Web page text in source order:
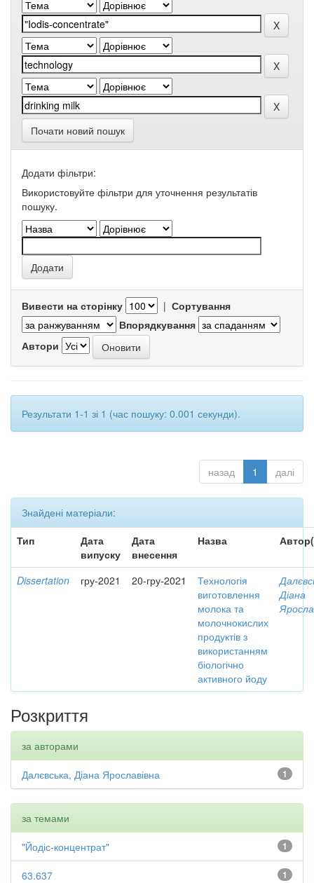
Почати новий пошук
Додати фільтри:
Використовуйте фільтри для уточнення результатів
пошуку.
Вивести на сторінку | Сортування
Впорядкування
Автори
Результати 1-1 зі 1 (час пошуку: 0.001 секунди).
назад 1 далі
Знайдені матеріали:
Тип
Дата
випуску
Дата
внесення
Назва
Dissertation гру-2021 20-гру-2021
Технологія
виготовлення
молока та
молочнокислих
продуктів з
використанням
біологічно
активного йоду
Діана
Розкриття
за авторами
1
Далєвська, Діана Ярославівна
за темами
1
"Йодіс-концентрат"
1
63.637